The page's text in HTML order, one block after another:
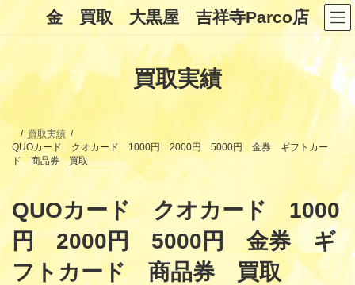
ン
キ
ッ
ー
に
移
金 買取 大黒屋 吉祥寺Parco店
買取実績
買取実績
QUOカード クオカード 1000円 2000円 5000円 金券 ギフトカー
ド 商品券 買取
QUOカード クオカード 1000
円 2000円 5000円 金券 ギ
フトカード 商品券 買取